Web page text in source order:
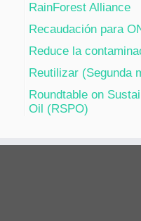
RainForest Alliance
Recaudación para
Reduce la
Reutilizar (Segunda
Roundtable on
Oil (RSPO)